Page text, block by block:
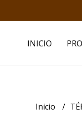
INICIO
Inicio